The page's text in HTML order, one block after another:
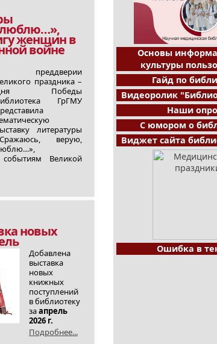
женщин в
войне
преддверии
праздника –
Победы
ГрГМУ
литературы
верую,
Великой
новых
Добавлена
выставка
новых
книжных
поступлений
в библиотеку
заапрель
2026 г.
Подробнее...
Основы
культуры
Гайд по
Видеоролик
Наши
С юмором о
Виджет сайта
Ошибка в